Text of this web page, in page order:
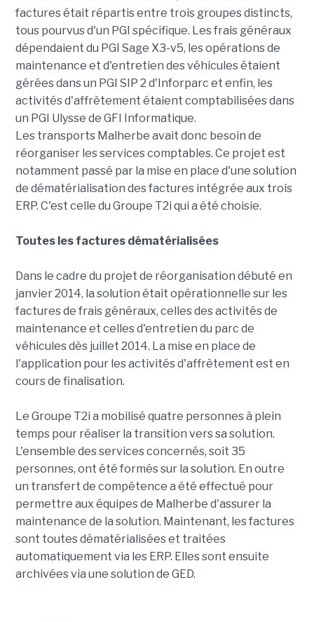
factures était répartis entre trois groupes distincts,
tous pourvus d'un PGI spécifique. Les frais généraux
dépendaient du PGI Sage X3-v5, les opérations de
maintenance et d'entretien des véhicules étaient
gérées dans un PGI SIP 2 d'Inforparc et enfin, les
activités d'affrètement étaient comptabilisées dans
un PGI Ulysse de GFI Informatique.
Les transports Malherbe avait donc besoin de
réorganiser les services comptables. Ce projet est
notamment passé par la mise en place d'une solution
de dématérialisation des factures intégrée aux trois
ERP. C'est celle du Groupe T2i qui a été choisie.
Toutes les factures dématérialisées
Dans le cadre du projet de réorganisation débuté en
janvier 2014, la solution était opérationnelle sur les
factures de frais généraux, celles des activités de
maintenance et celles d'entretien du parc de
véhicules dès juillet 2014. La mise en place de
l'application pour les activités d'affrètement est en
cours de finalisation.
Le Groupe T2i a mobilisé quatre personnes à plein
temps pour réaliser la transition vers sa solution.
L'ensemble des services concernés, soit 35
personnes, ont été formés sur la solution. En outre
un transfert de compétence a été effectué pour
permettre aux équipes de Malherbe d'assurer la
maintenance de la solution. Maintenant, les factures
sont toutes dématérialisées et traitées
automatiquement via les ERP. Elles sont ensuite
archivées via une solution de GED.